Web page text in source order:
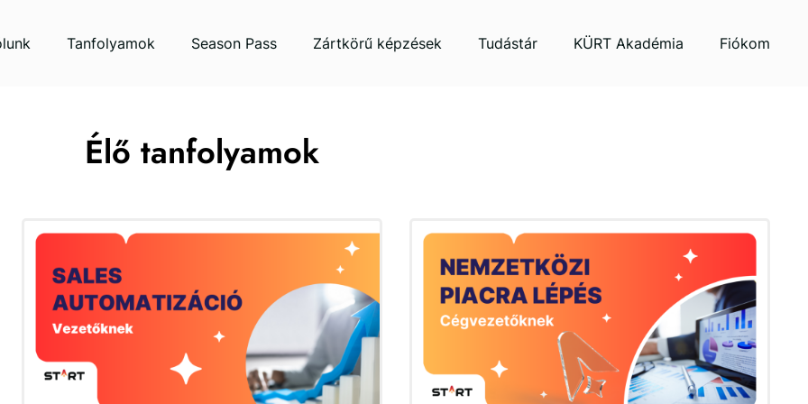
Tanfolyamok Season Pass Zártkörű képzések Tudástár KÜRT Akadémia Fiókom
Élő tanfolyamok